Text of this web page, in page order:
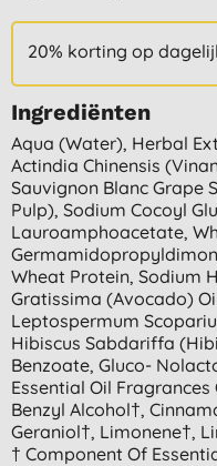
20% korting op
Ingrediënten
Aqua (water), Herbal
Actindia Chinensis
Sauvignon Blanc Grape
Pulp), Sodium Cocoyl
Lauroamphoacetate,
Wheat Protein, Sodium
Gratissima (avocado)
Leptospermum
Hibiscus Sabdariffa
Benzoate, Gluco-
Essential Oil
Benzyl Alcohol†,
Geraniol†, Limonene†,
† Component Of